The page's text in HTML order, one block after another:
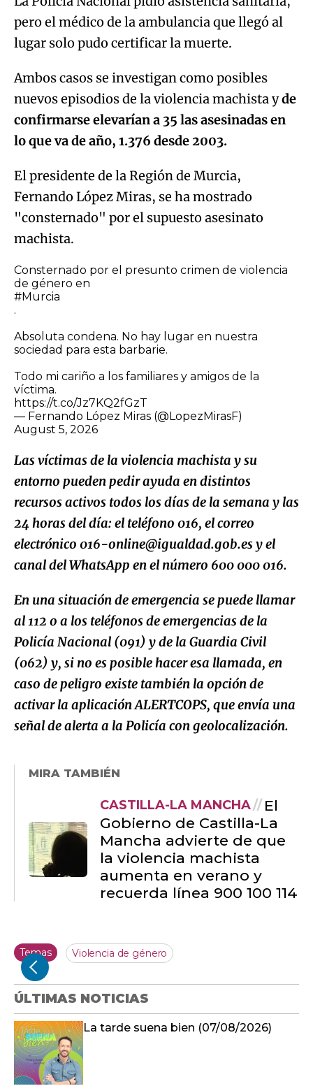
pero el médico de la ambulancia que llegó al
lugar solo pudo certificar la muerte.
Ambos casos se investigan como posibles
nuevos episodios de la violencia machista yde
confirmarse elevarían a 35 las asesinadas en
lo que va de año, 1.376 desde 2003.
El presidente de la Región de Murcia,
Fernando López Miras, se ha mostrado
"consternado" por el supuesto asesinato
machista.
Consternado por el presunto crimen de violencia
de género en
#Murcia
.
Absoluta condena. No hay lugar en nuestra
sociedad para esta barbarie.
Todo mi cariño a los familiares y amigos de la
víctima.
https://t.co/Jz7KQ2fGzT
— Fernando López Miras (@LopezMirasF)
August 5, 2026
Las víctimas de la violencia machista y su
entorno pueden pedir ayuda en distintos
recursos activos todos los días de la semana y las
24 horas del día: el teléfono 016, el correo
electrónico 016-online@igualdad.gob.es y el
canal del WhatsApp en el número 600 000 016.
En una situación de emergencia se puede llamar
al 112 o a los teléfonos de emergencias de la
Policía Nacional (091) y de la Guardia Civil
(062) y, si no es posible hacer esa llamada, en
caso de peligro existe también la opción de
activar la aplicación ALERTCOPS, que envía una
señal de alerta a la Policía con geolocalización.
MIRA TAMBIÉN
CASTILLA-LA MANCHA
El
Gobierno de Castilla-La
Mancha advierte de que
la violencia machista
aumenta en verano y
recuerda línea 900 100 114
Temas Violencia de género
ÚLTIMAS NOTICIAS
La tarde suena bien (07/08/2026)